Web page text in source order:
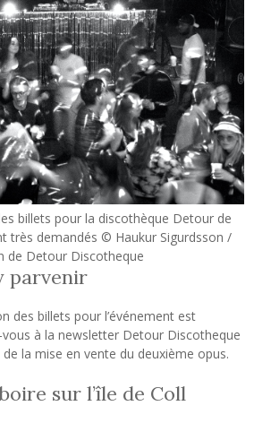
billets pour la discothèque Detour de
très demandés © Haukur Sigurdsson /
de Detour Discotheque
parvenir
des billets pour l’événement est
vous à la newsletter Detour Discotheque
la mise en vente du deuxième opus.
sur l’île de Coll